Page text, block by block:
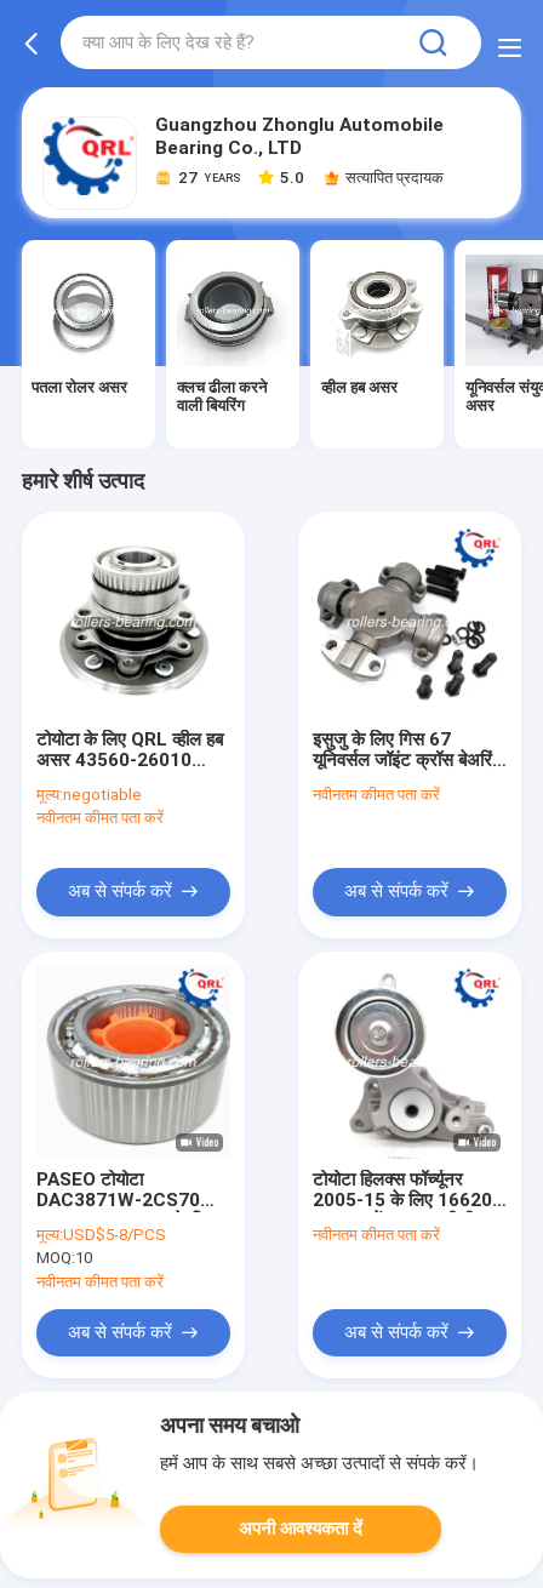
Guangzhou Zhonglu Automobile
Bearing Co., LTD
27 YEARS 5.0 सत्यापित प्रदायक
पतला रोलर असर
क्लच ढीला करने
वाली बियरिंग
व्हील हब असर
यूनिवर्सल
असर
हमारे शीर्ष उत्पाद
टोयोटा के लिए QRL व्हील हब
असर 43560-26010
Z0091
मूल्य:negotiable
नवीनतम कीमत पता करें
अब से संपर्क करें
इसुजु के लिए गिस 67
यूनिवर्सल जॉइंट क्रॉस बेअरिंग
नवीनतम कीमत पता करें
अब से संपर्क करें
PASEO टोयोटा
DAC3871W-2CS70
90369-38006 व्हील हब
असर
मूल्य:USD$5-8/PCS
MOQ:10
नवीनतम कीमत पता करें
अब से संपर्क करें
टोयोटा हिलक्स फॉर्च्यूनर
2005-15 के लिए 16620-
0L020 टेंशनर अस्सी वी-
आरआई
नवीनतम कीमत पता करें
अब से संपर्क करें
अपना समय बचाओ
हमें आप के साथ सबसे अच्छा उत्पादों से संपर्क करें।
अपनी आवश्यकता दें